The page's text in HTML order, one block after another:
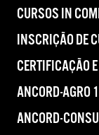
CURSOS IN
INSCRIÇÃO DE
CERTIFICAÇÃO
ANCORD-AGRO
ANCORD-